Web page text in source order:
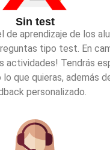
Sin test
de aprendizaje de los
tipo test. En
actividades! Tendrás
que quieras, además
personalizado.